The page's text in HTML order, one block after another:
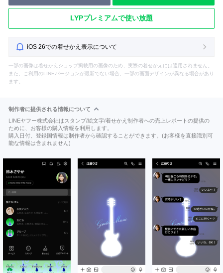
LYPプレミアムで使い放題
iOS 26での着せかえ表示について
一部の画像は着せかえショップ掲載用の画像のため、実際の着せかえには適用されません。
また、ご利用のLINEバージョンが最新でない場合、一部の画面デザインが異なる場合があり
ます。
制作者に提供される情報について
LINEヤフー株式会社はスタンプ/絵文字/着せかえ制作者への売上レポートの提供の
ために、お客様の購入情報を利用します。
購入日付、登録国情報は制作者から確認することができます。(お客様を直接識別可
能な情報は含まれません)